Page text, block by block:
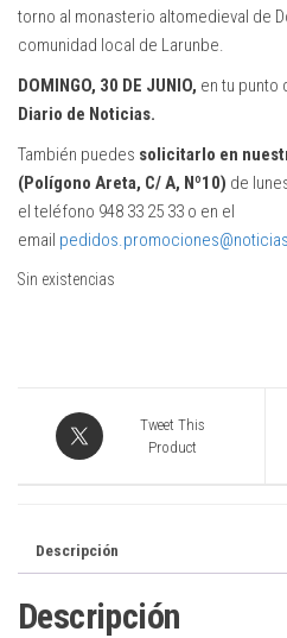
torno al monasterio altomedieval de
comunidad local de Larunbe.
DOMINGO, 30 DE JUNIO, en tu punto
Diario de Noticias.
También puedes solicitarlo en
(Polígono Areta, C/ A, Nº10) de
el teléfono 948 33 25 33 o en el
email
Sin existencias
Tweet This
Product
Descripción
Descripción